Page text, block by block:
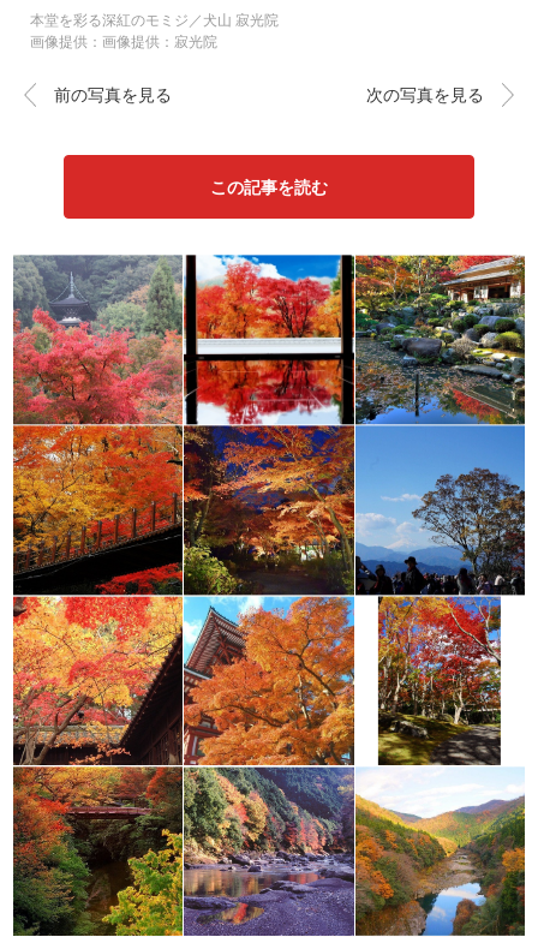
本堂を彩る深紅のモミジ／犬山 寂光院
画像提供：画像提供：寂光院
前の写真を見る 次の写真を見る
この記事を読む